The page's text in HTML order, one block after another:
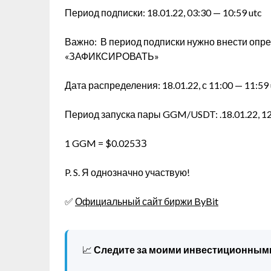
Период подписки: 18.01.22, 03:30 — 10:59 utc
Важно: В период подписки нужно внести
«ЗАФИКСИРОВАТЬ»
Дата распределения: 18.01.22, с 11:00 —
Период запуска пары GGM/USDT: .18.01.22,
1 GGM = $0.025ЗЗ
P. S. Я однозначно участвую!
✅ Официальный сайт биржи ByBit
📈 Следите за моими